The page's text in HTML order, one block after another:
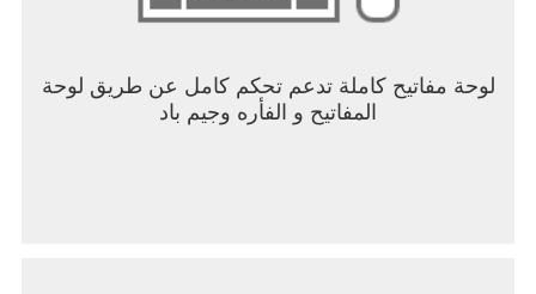
لوحة مفاتيح كاملة تدعم تحكم كامل عن طريق لوحة
المفاتيح و الفأره وجيم باد